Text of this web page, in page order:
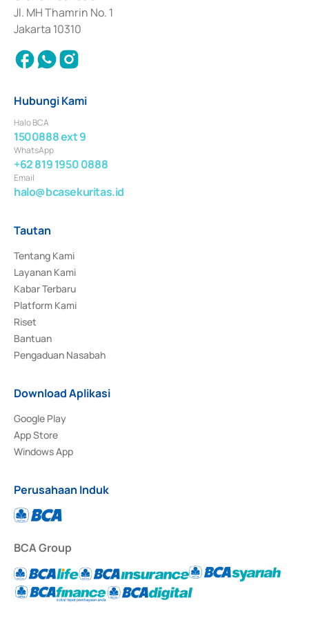
Jl. MH Thamrin No. 1
Jakarta 10310
Hubungi Kami
Halo BCA
1500888 ext 9
WhatsApp
+62 819 1950 0888
Email
halo@bcasekuritas.id
Tautan
Tentang Kami
Layanan Kami
Kabar Terbaru
Platform Kami
Riset
Bantuan
Pengaduan Nasabah
Download Aplikasi
Google Play
App Store
Windows App
Perusahaan Induk
BCA Group